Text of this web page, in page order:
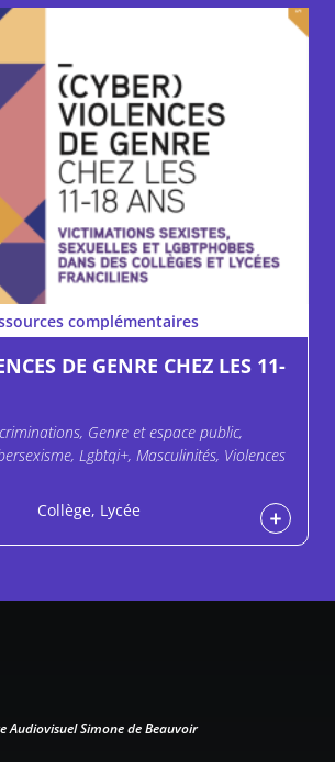
complémentaires
DE GENRE CHEZ LES 11-
Genre et espace public,
Lgbtqi+, Masculinités, Violences
Collège, Lycée
Audiovisuel Simone de Beauvoir